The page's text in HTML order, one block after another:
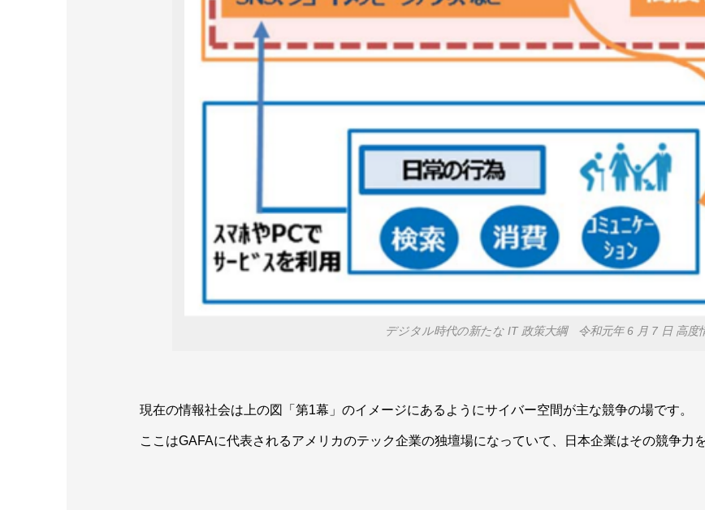
デジタル時代の新たな IT 政策大綱 令和元年 6 月 7 日 高度
現在の情報社会は上の図「第1幕」のイメージにあるようにサイバー空間が主な競争の場です。
ここはGAFAに代表されるアメリカのテック企業の独壇場になっていて、日本企業はその競争力